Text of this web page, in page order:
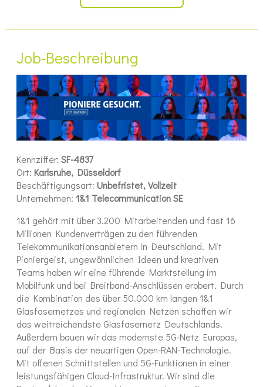
Job-Beschreibung
Kennziffer: SF-4837
Ort: Karlsruhe, Düsseldorf
Beschäftigungsart: Unbefristet, Vollzeit
Unternehmen: 1&1 Telecommunication SE
1&1 gehört mit über 3.200 Mitarbeitenden und fast 16
Millionen Kundenverträgen zu den führenden
Telekommunikationsanbietern in Deutschland. Mit
Pioniergeist, ungewöhnlichen Ideen und kreativen
Teams haben wir eine führende Marktstellung im
Mobilfunk und bei Breitband-Anschlüssen erobert. Durch
die Kombination des über 50.000 km langen 1&1
Glasfasernetzes und regionalen Netzen schaffen wir
das weitreichendste Glasfasernetz Deutschlands.
Außerdem bauen wir das modernste 5G-Netz Europas,
auf der Basis der neuartigen Open-RAN-Technologie.
Mit offenen Schnittstellen und 5G-Funktionen in einer
leistungsfähigen Cloud-Infrastruktur. Wir sind die